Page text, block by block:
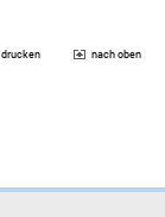
drucken nach oben